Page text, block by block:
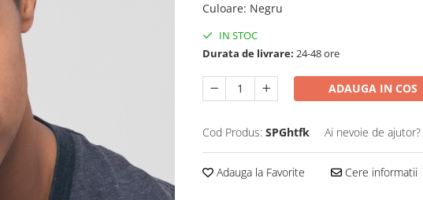
Culoare: Negru
IN STOC
Durata de livrare: 24-48 ore
ADAUGA IN COS
Cod Produs: SPGhtfk Ai nevoie de ajutor?
Adauga la Favorite Cere informatii